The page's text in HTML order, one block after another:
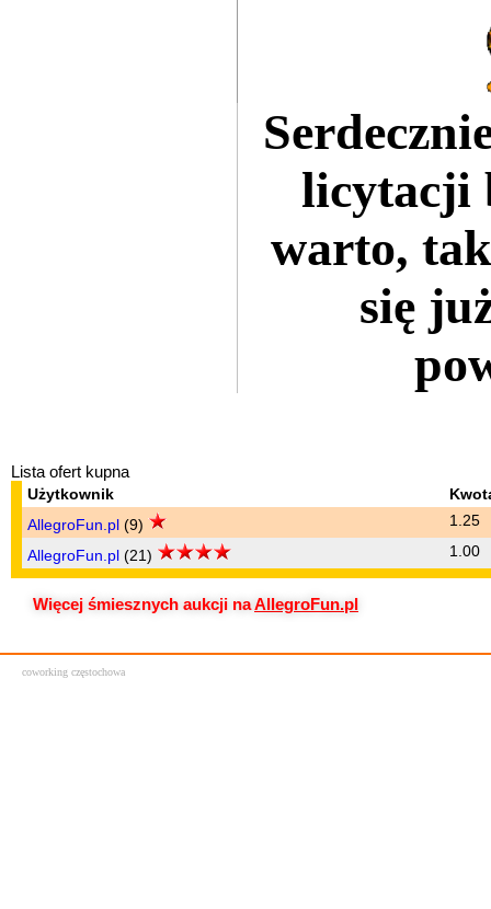
licytacji
warto,
się
Lista ofert kupna
Użytkownik
AllegroFun.pl (9)
1.25
AllegroFun.pl (21) 1.00
Więcej śmiesznych aukcji naAllegroFun.pl
coworking częstochowa